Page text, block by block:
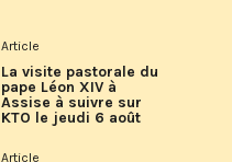
Article
La visite pastorale du
pape Léon XIV à
Assise à suivre sur
KTO le jeudi 6 août
Article